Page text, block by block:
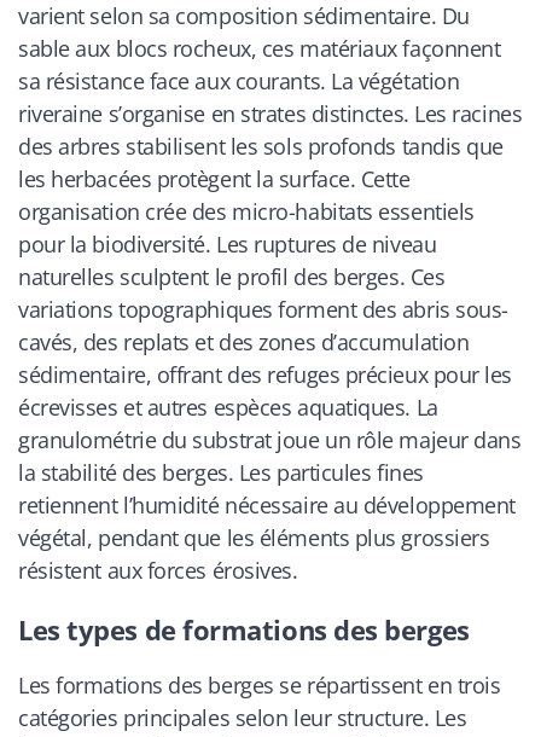
varient selon sa composition sédimentaire. Du
sable aux blocs rocheux, ces matériaux façonnent
sa résistance face aux courants. La végétation
riveraine s’organise en strates distinctes. Les racines
des arbres stabilisent les sols profonds tandis que
les herbacées protègent la surface. Cette
organisation crée des micro-habitats essentiels
pour la biodiversité. Les ruptures de niveau
naturelles sculptent le profil des berges. Ces
variations topographiques forment des abris sous-
cavés, des replats et des zones d’accumulation
sédimentaire, offrant des refuges précieux pour les
écrevisses et autres espèces aquatiques. La
granulométrie du substrat joue un rôle majeur dans
la stabilité des berges. Les particules fines
retiennent l’humidité nécessaire au développement
végétal, pendant que les éléments plus grossiers
résistent aux forces érosives.
Les types de formations des berges
Les formations des berges se répartissent en trois
catégories principales selon leur structure. Les